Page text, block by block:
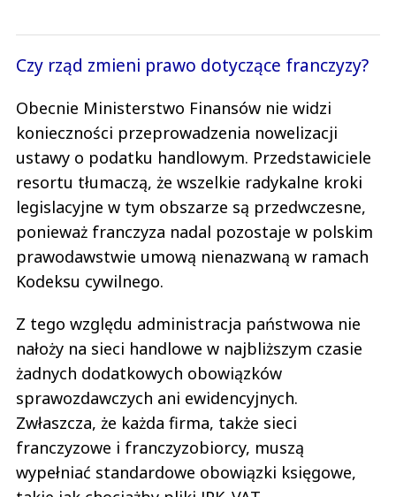
Czy rząd zmieni prawo dotyczące franczyzy?
Obecnie Ministerstwo Finansów nie widzi
konieczności przeprowadzenia nowelizacji
ustawy o podatku handlowym. Przedstawiciele
resortu tłumaczą, że wszelkie radykalne kroki
legislacyjne w tym obszarze są przedwczesne,
ponieważ franczyza nadal pozostaje w polskim
prawodawstwie umową nienazwaną w ramach
Kodeksu cywilnego.
Z tego względu administracja państwowa nie
nałoży na sieci handlowe w najbliższym czasie
żadnych dodatkowych obowiązków
sprawozdawczych ani ewidencyjnych.
Zwłaszcza, że każda firma, także sieci
franczyzowe i franczyzobiorcy, muszą
wypełniać standardowe obowiązki księgowe,